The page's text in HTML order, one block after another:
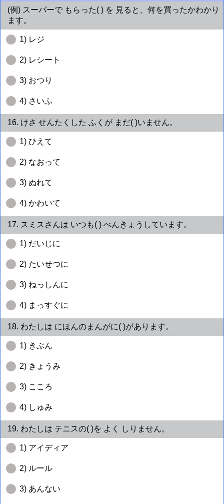
(例) スーパーで もらった( ) を 見ると、何を買ったかわかり
ます。
1) レジ
2) レシート
3) おつり
4) さいふ
16. けさ せんたくした ふくが まだ( )いません。
1) ひえて
2) なおって
3) ぬれて
4) かわいて
17. スミスさんは いつも( ) べんきょうしています。
1) だいじに
2) たいせつに
3) ねっしんに
4) まっすぐに
18. わたしは にほんのまんがに( )があります。
1) きぶん
2) きょうみ
3) こころ
4) しゅみ
19. わたしは テニスの( )を よく しりません。
1) アイディア
2) ルール
3) あんない